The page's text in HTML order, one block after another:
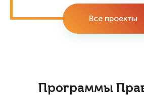
Все проекты
Программы